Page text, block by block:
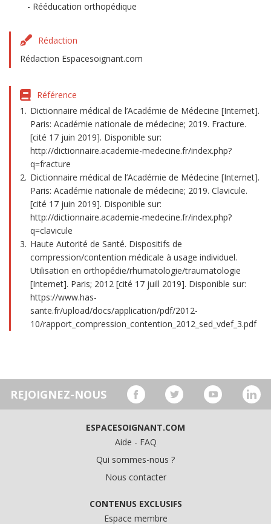
Rééducation orthopédique
Rédaction
Rédaction Espacesoignant.com
Référence
Dictionnaire médical de l’Académie de Médecine [Internet].
Paris: Académie nationale de médecine; 2019. Fracture.
[cité 17 juin 2019]. Disponible sur:
http://dictionnaire.academie-medecine.fr/index.php?
q=fracture
Dictionnaire médical de l’Académie de Médecine [Internet].
Paris: Académie nationale de médecine; 2019. Clavicule.
[cité 17 juin 2019]. Disponible sur:
http://dictionnaire.academie-medecine.fr/index.php?
q=clavicule
Haute Autorité de Santé. Dispositifs de
compression/contention médicale à usage individuel.
Utilisation en orthopédie/rhumatologie/traumatologie
[Internet]. Paris; 2012 [cité 17 juill 2019]. Disponible sur:
https://www.has-
sante.fr/upload/docs/application/pdf/2012-
10/rapport_compression_contention_2012_sed_vdef_3.pdf
REJOIGNEZ-NOUS
ESPACESOIGNANT.COM
Aide - FAQ
Qui sommes-nous ?
Nous contacter
CONTENUS EXCLUSIFS
Espace membre